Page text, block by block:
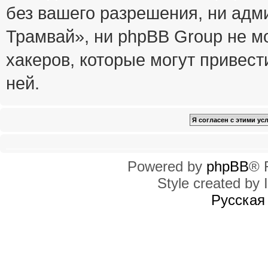
без вашего разрешения, ни
Трамвай», ни phpBB Group не
хакеров, которые могут
ней.
Powered by phpBB®
Style created by